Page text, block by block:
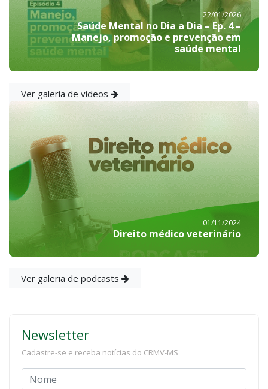
22/01/2026
Saúde Mental no Dia a Dia – Ep. 4 –
Manejo, promoção e prevenção em
saúde mental
Ver galeria de vídeos
01/11/2024
Direito médico veterinário
Ver galeria de podcasts
Newsletter
Cadastre-se e receba notícias do CRMV-MS